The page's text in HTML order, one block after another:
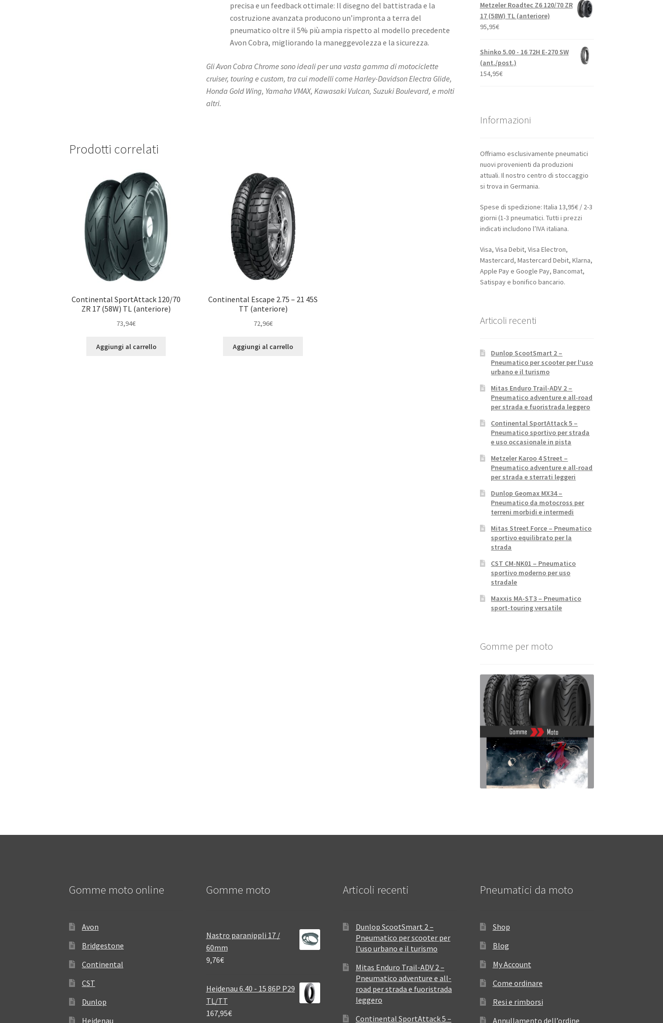
precisa e un feedback ottimale: Il disegno del battistrada e la
costruzione avanzata producono un’impronta a terra del
pneumatico oltre il 5% più ampia rispetto al modello precedente
Avon Cobra, migliorando la maneggevolezza e la sicurezza.
Gli Avon Cobra Chrome sono ideali per una vasta gamma di motociclette
cruiser, touring e custom, tra cui modelli come Harley-Davidson Electra Glide,
Honda Gold Wing, Yamaha VMAX, Kawasaki Vulcan, Suzuki Boulevard, e molti
altri.
Prodotti correlati
Continental SportAttack 120/70
ZR 17 (58W) TL (anteriore)
73,94€
Aggiungi al carrello
Continental Escape 2.75 – 21 45S
TT (anteriore)
72,96€
Aggiungi al carrello
Metzeler Roadtec Z6 120/70 ZR
17 (58W) TL (anteriore)
95,95€
Shinko 5.00 - 16 72H E-270 SW
(ant./post.)
154,95€
Informazioni
Offriamo esclusivamente pneumatici
nuovi provenienti da produzioni
attuali. Il nostro centro di stoccaggio
si trova in Germania.
Spese di spedizione: Italia 13,95€ / 2-3
giorni (1-3 pneumatici. Tutti i prezzi
indicati includono l’IVA italiana.
Visa, Visa Debit, Visa Electron,
Mastercard, Mastercard Debit, Klarna,
Apple Pay e Google Pay, Bancomat,
Satispay e bonifico bancario.
Articoli recenti
Dunlop ScootSmart 2 –
Pneumatico per scooter per l’uso
urbano e il turismo
Mitas Enduro Trail-ADV 2 –
Pneumatico adventure e all-road
per strada e fuoristrada leggero
Continental SportAttack 5 –
Pneumatico sportivo per strada
e uso occasionale in pista
Metzeler Karoo 4 Street –
Pneumatico adventure e all-road
per strada e sterrati leggeri
Dunlop Geomax MX34 –
Pneumatico da motocross per
terreni morbidi e intermedi
Mitas Street Force – Pneumatico
sportivo equilibrato per la
strada
CST CM-NK01 – Pneumatico
sportivo moderno per uso
stradale
Maxxis MA-ST3 – Pneumatico
sport-touring versatile
Gomme per moto
Gomme moto online
Avon
Bridgestone
Continental
CST
Dunlop
Heidenau
Gomme moto
Nastro paranippli 17 /
60mm
9,76€
Heidenau 6.40 - 15 86P P29
TL/TT
167,95€
Articoli recenti
Dunlop ScootSmart 2 –
Pneumatico per scooter per
l’uso urbano e il turismo
Mitas Enduro Trail-ADV 2 –
Pneumatico adventure e all-
road per strada e fuoristrada
leggero
Continental SportAttack 5 –
Pneumatici da moto
Shop
Blog
My Account
Come ordinare
Resi e rimborsi
Annullamento dell’ordine